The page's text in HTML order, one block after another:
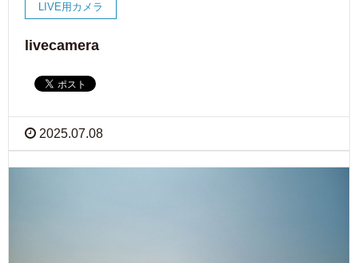
LIVE用カメラ
livecamera
2025.07.08